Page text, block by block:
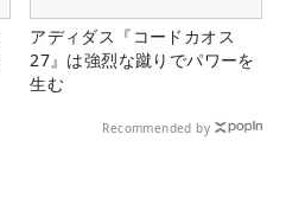
アディダス『コードカオス
27』は強烈な蹴りでパワーを
生む
Recommended by